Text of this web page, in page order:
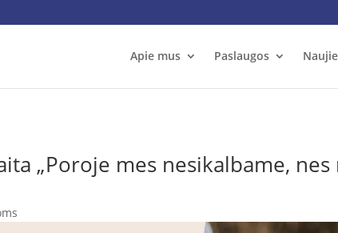
Apie mus Paslaugos
„Poroje mes nesikalbame,